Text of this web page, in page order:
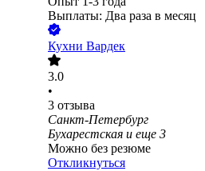
Выплаты: Два раза в месяц
Кухни Вардек
3.0
•
3 отзыва
Санкт-Петербург
Бухарестская и еще 3
Можно без резюме
Откликнуться